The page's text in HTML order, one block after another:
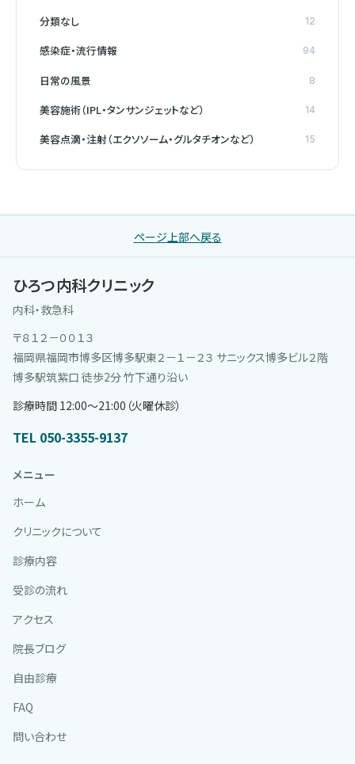
分類なし 12
感染症・流行情報 94
日常の風景 8
美容施術（IPL・タンサンジェットなど） 14
美容点滴・注射（エクソソーム・グルタチオンなど） 15
ページ上部へ戻る
ひろつ内科クリニック
内科・救急科
〒８１２－００１３
福岡県福岡市博多区博多駅東２－１－２３ サニックス博多ビル２階
博多駅筑紫口 徒歩2分 竹下通り沿い
診療時間 12:00〜21:00（火曜休診）
TEL 050-3355-9137
メニュー
ホーム
クリニックについて
診療内容
受診の流れ
アクセス
院長ブログ
自由診療
FAQ
問い合わせ